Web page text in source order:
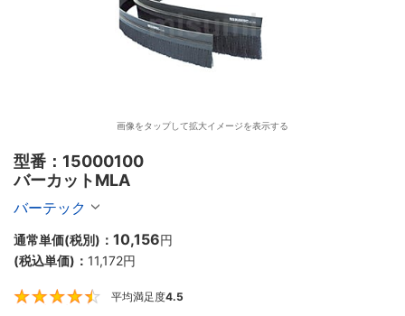
画像をタップして拡大イメージを表示する
型番：15000100
バーカットMLA
バーテック
通常単価(税別)： 10,156円
(税込単価)： 11,172円
平均満足度4.5